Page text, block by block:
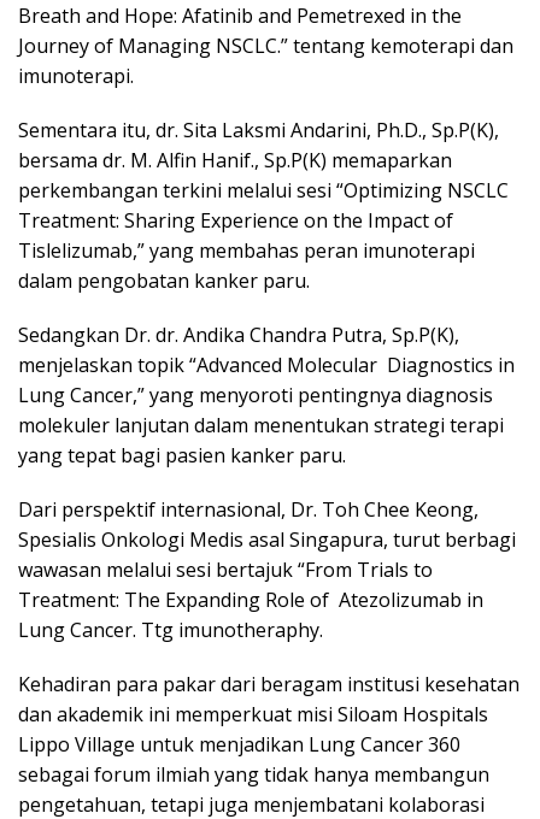
Breath and Hope: Afatinib and Pemetrexed in the
Journey of Managing NSCLC.” tentang kemoterapi dan
imunoterapi.
Sementara itu, dr. Sita Laksmi Andarini, Ph.D., Sp.P(K),
bersama dr. M. Alfin Hanif., Sp.P(K) memaparkan
perkembangan terkini melalui sesi “Optimizing NSCLC
Treatment: Sharing Experience on the Impact of
Tislelizumab,” yang membahas peran imunoterapi
dalam pengobatan kanker paru.
Sedangkan Dr. dr. Andika Chandra Putra, Sp.P(K),
menjelaskan topik “Advanced Molecular Diagnostics in
Lung Cancer,” yang menyoroti pentingnya diagnosis
molekuler lanjutan dalam menentukan strategi terapi
yang tepat bagi pasien kanker paru.
Dari perspektif internasional, Dr. Toh Chee Keong,
Spesialis Onkologi Medis asal Singapura, turut berbagi
wawasan melalui sesi bertajuk “From Trials to
Treatment: The Expanding Role of Atezolizumab in
Lung Cancer. Ttg imunotheraphy.
Kehadiran para pakar dari beragam institusi kesehatan
dan akademik ini memperkuat misi Siloam Hospitals
Lippo Village untuk menjadikan Lung Cancer 360
sebagai forum ilmiah yang tidak hanya membangun
pengetahuan, tetapi juga menjembatani kolaborasi